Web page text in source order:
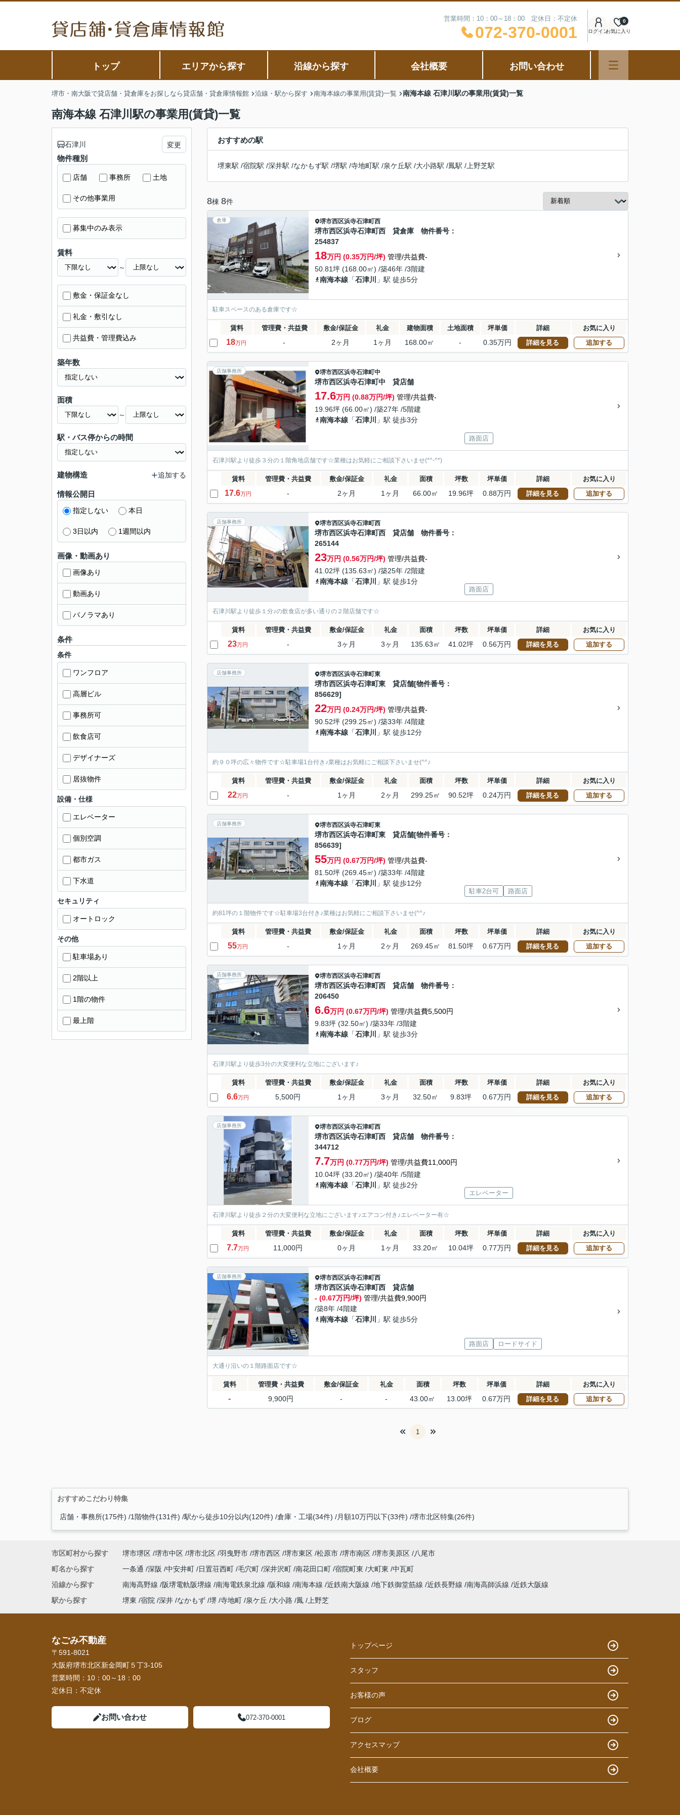
営業時間：10：00～18：00 定休日：不定休
072-370-0001 ログインお気に入り
0
トップ エリアから探す 沿線から探す 会社概要 お問い合わせ
堺市・南大阪で貸店舗・貸倉庫をお探しなら貸店舗・貸倉庫情報館 沿線・駅から探す 南海本線の事業用(賃貸)一覧 南海本線 石津川駅の事業用(賃貸)一覧
南海本線 石津川駅の事業用(賃貸)一覧
おすすめの駅
堺東駅 /宿院駅 /深井駅 /なかもず駅 /堺駅 /寺地町駅 /泉ケ丘駅 /大小路駅 /鳳駅 / 上野芝駅
8棟 8件
倉庫 堺市西区浜寺石津町西
堺市西区浜寺石津町西 貸倉庫 物件番号：
254837
18万円 (0.35万円/坪) 管理/共益費-
50.81坪 (168.00㎡) /築46年 /3階建
南海本線 「石津川 」駅 徒歩5分
駐車スペースのある倉庫です☆
賃料 管理費・共益費 敷金/保証金 礼金 建物面積 土地面積 坪単価 詳細 お気に入り
18万円 - 2ヶ月 1ヶ月 168.00㎡ - 0.35万円 詳細を見る 追加する
店舗事務所 堺市西区浜寺石津町中
堺市西区浜寺石津町中 貸店舗
17.6万円 (0.88万円/坪) 管理/共益費-
19.96坪 (66.00㎡) /築27年 /5階建
南海本線 「石津川 」駅 徒歩3分
路面店
石津川駅より徒歩３分の１階角地店舗です☆業種はお気軽にご相談下さいませ(*^-^*)
賃料 管理費・共益費 敷金/保証金 礼金 面積 坪数 坪単価 詳細 お気に入り
17.6万円 - 2ヶ月 1ヶ月 66.00㎡ 19.96坪 0.88万円 詳細を見る 追加する
店舗事務所 堺市西区浜寺石津町西
堺市西区浜寺石津町西 貸店舗 物件番号：
265144
23万円 (0.56万円/坪) 管理/共益費-
41.02坪 (135.63㎡) /築25年 /2階建
南海本線 「石津川 」駅 徒歩1分
路面店
石津川駅より徒歩１分♪の飲食店が多い通りの２階店舗です☆
賃料 管理費・共益費 敷金/保証金 礼金 面積 坪数 坪単価 詳細 お気に入り
23万円 - 3ヶ月 3ヶ月 135.63㎡ 41.02坪 0.56万円 詳細を見る 追加する
店舗事務所 堺市西区浜寺石津町東
堺市西区浜寺石津町東 貸店舗[物件番号：
856629]
22万円 (0.24万円/坪) 管理/共益費-
90.52坪 (299.25㎡) /築33年 /4階建
南海本線 「石津川 」駅 徒歩12分
約９０坪の広々物件です☆駐車場1台付き♪業種はお気軽にご相談下さいませ(^^♪
賃料 管理費・共益費 敷金/保証金 礼金 面積 坪数 坪単価 詳細 お気に入り
22万円 - 1ヶ月 2ヶ月 299.25㎡ 90.52坪 0.24万円 詳細を見る 追加する
店舗事務所 堺市西区浜寺石津町東
堺市西区浜寺石津町東 貸店舗[物件番号：
856639]
55万円 (0.67万円/坪) 管理/共益費-
81.50坪 (269.45㎡) /築33年 /4階建
南海本線 「石津川 」駅 徒歩12分
駐車2台可 路面店
約81坪の１階物件です☆駐車場3台付き♪業種はお気軽にご相談下さいませ(^^♪
賃料 管理費・共益費 敷金/保証金 礼金 面積 坪数 坪単価 詳細 お気に入り
55万円 - 1ヶ月 2ヶ月 269.45㎡ 81.50坪 0.67万円 詳細を見る 追加する
店舗事務所 堺市西区浜寺石津町西
堺市西区浜寺石津町西 貸店舗 物件番号：
206450
6.6万円 (0.67万円/坪) 管理/共益費5,500円
9.83坪 (32.50㎡) /築33年 /3階建
南海本線 「石津川 」駅 徒歩3分
石津川駅より徒歩3分の大変便利な立地にございます♪
賃料 管理費・共益費 敷金/保証金 礼金 面積 坪数 坪単価 詳細 お気に入り
6.6万円 5,500円 1ヶ月 3ヶ月 32.50㎡ 9.83坪 0.67万円 詳細を見る 追加する
店舗事務所 堺市西区浜寺石津町西
堺市西区浜寺石津町西 貸店舗 物件番号：
344712
7.7万円 (0.77万円/坪) 管理/共益費11,000円
10.04坪 (33.20㎡) /築40年 /5階建
南海本線 「石津川 」駅 徒歩2分
エレベーター
石津川駅より徒歩２分の大変便利な立地にございます♪エアコン付き♪エレベーター有☆
賃料 管理費・共益費 敷金/保証金 礼金 面積 坪数 坪単価 詳細 お気に入り
7.7万円 11,000円 0ヶ月 1ヶ月 33.20㎡ 10.04坪 0.77万円 詳細を見る 追加する
店舗事務所 堺市西区浜寺石津町西
堺市西区浜寺石津町西 貸店舗
- (0.67万円/坪) 管理/共益費9,900円
/築8年 /4階建
南海本線 「石津川 」駅 徒歩5分
路面店 ロードサイド
大通り沿いの１階路面店です☆
賃料 管理費・共益費 敷金/保証金 礼金 面積 坪数 坪単価 詳細 お気に入り
- 9,900円 - - 43.00㎡ 13.00坪 0.67万円 詳細を見る 追加する
1
石津川 変更
物件種別
店舗 事務所 土地
その他事業用
募集中のみ表示
賃料
～
敷金・保証金なし
礼金・敷引なし
共益費・管理費込み
築年数
面積
～
駅・バス停からの時間
建物構造 追加する
情報公開日
指定しない 本日
3日以内 1週間以内
画像・動画あり
画像あり
動画あり
パノラマあり
条件
条件
ワンフロア
高層ビル
事務所可
飲食店可
デザイナーズ
居抜物件
設備・仕様
エレベーター
個別空調
都市ガス
下水道
セキュリティ
オートロック
その他
駐車場あり
2階以上
1階の物件
最上階
おすすめこだわり特集
店舗・事務所(175件) 1階物件(131件) 駅から徒歩10分以内(120件) 倉庫・工場(34件) 月額10万円以下(33件) 堺市北区特集(26件)
市区町村から探す 堺市堺区 堺市中区 堺市北区 羽曳野市 堺市西区 堺市東区 松原市 堺市南区 堺市美原区
八尾市
町名から探す
一条通 深阪 中安井町 日置荘西町 毛穴町 深井沢町 南花田口町 宿院町東 大町東 中瓦町
沿線から探す
南海高野線 阪堺電軌阪堺線 南海電鉄泉北線 阪和線 南海本線 近鉄南大阪線 地下鉄御堂筋線 近鉄長野線 南海高師浜線 近鉄大阪線
駅から探す
堺東 宿院 深井 なかもず 堺 寺地町 泉ケ丘 大小路 鳳 上野芝
なごみ不動産
〒591-8021
大阪府堺市北区新金岡町５丁3-105
営業時間： 10：00～18：00
定休日： 不定休
お問い合わせ 072-370-0001
トップページ
スタッフ
お客様の声
ブログ
アクセスマップ
会社概要